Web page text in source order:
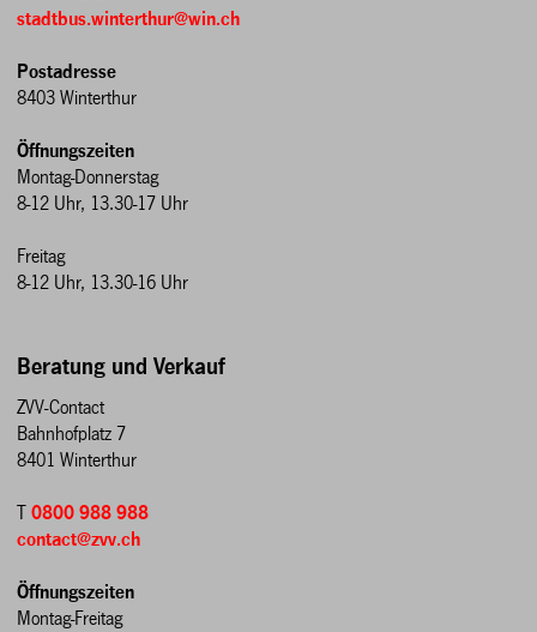
stadtbus.winterthur@win.ch
Postadresse
8403 Winterthur
Öffnungszeiten
Montag-Donnerstag
8-12 Uhr, 13.30-17 Uhr
Freitag
8-12 Uhr, 13.30-16 Uhr
Beratung und Verkauf
ZVV-Contact
Bahnhofplatz 7
8401 Winterthur
T0800 988 988
contact@zvv.ch
Öffnungszeiten
Montag-Freitag